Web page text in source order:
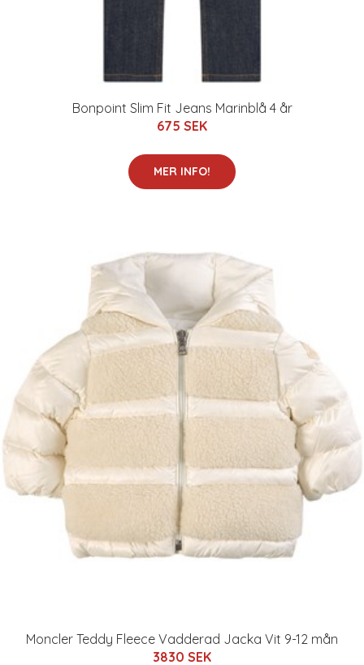
Bonpoint Slim Fit Jeans Marinblå 4 år
675 SEK
MER INFO!
Moncler Teddy Fleece Vadderad Jacka Vit 9-12 mån
3830 SEK